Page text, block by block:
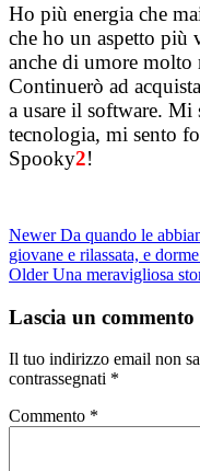
Ho più energia che
che ho un aspetto più
anche di umore
Continuerò ad
a usare il software. Mi
tecnologia, mi sento
Spooky2!
Newer Da quando le
giovane e rilassata, e
Older Una meravigliosa
Lascia un commento
Il tuo indirizzo email non
contrassegnati *
Commento *